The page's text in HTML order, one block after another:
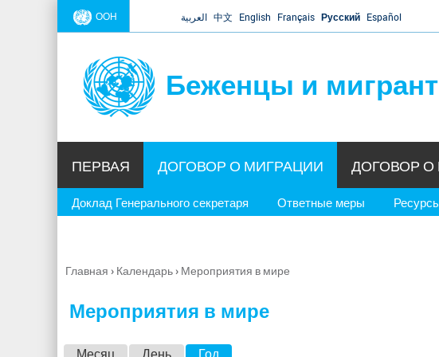
ООН العربية 中文 English Français Русский Español
Беженцы и
ПЕРВАЯ ДОГОВОР О МИГРАЦИИ
Доклад Генерального секретаря Ответные меры
ДОГОВОР
Вы
Главная › Календарь› Мероприятия в мире
Мероприятия в мире